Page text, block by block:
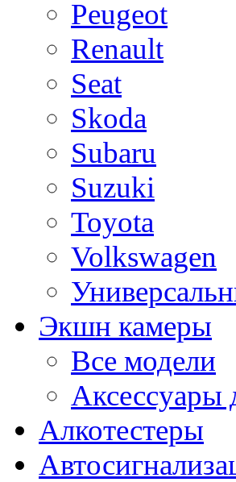
Peugeot
Renault
Seat
Skoda
Subaru
Suzuki
Toyota
Volkswagen
Экшн камеры
Все модели
Аксессуары
Алкотестеры